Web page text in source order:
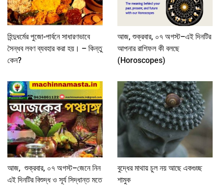
হিন্দুধর্মের পুজো-পার্বনে সাধারণভাবে
সৈন্ধব লবণ ব্যবহার করা হয়। – কিন্তু
কেন?
আজ, শুক্রবার, ০৭ অগস্ট–এই দিনটির
আপনার রাশিফল কী বলছে
(Horoscopes)
আজ, শুক্রবার, ০৭ অগস্ট–জেনে নিন
এই দিনটির বিশুদ্ধ ও সূর্য সিদ্ধান্ত মতে
বুদ্ধের মাথায় চুল নয় আছে একগুচ্ছ
শামুক